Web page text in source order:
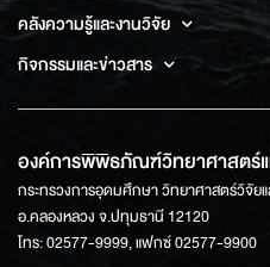
คลังความรู้และงานวิจัย
กิจกรรมและข่าวสาร
องค์การพิพิธภัณฑ์วิทยาศาสตร์
กระทรวงการอุดมศึกษา วิทยาศาสตร์วิจัย
อ.คลองหลวง จ.ปทุมธานี 12120
โทร: 02577-9999, แฟกซ์ 02577-9900